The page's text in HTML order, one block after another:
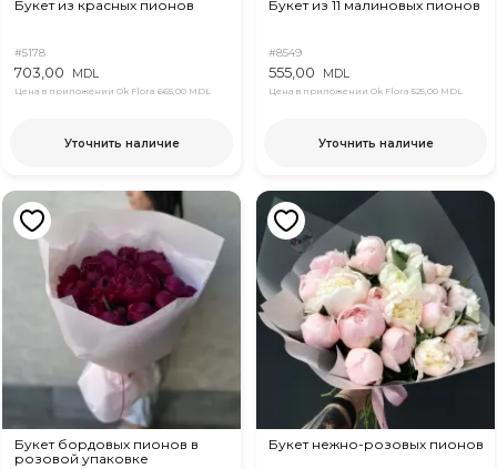
Букет из красных пионов
#5178
703,00 MDL
Цена в приложении Ok Flora 665,00 MDL
Уточнить наличие
Букет из 11 малиновых пионов
#8549
555,00 MDL
Цена в приложении Ok Flora 525,00 MDL
Уточнить наличие
Букет бордовых пионов в
розовой упаковке
Букет нежно-розовых пионов